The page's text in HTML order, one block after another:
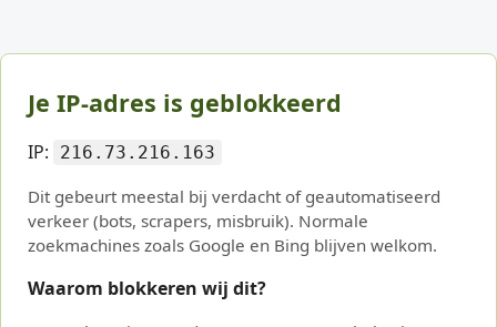
Je IP-adres is geblokkeerd
IP: 216.73.216.163
Dit gebeurt meestal bij verdacht of geautomatiseerd
verkeer (bots, scrapers, misbruik). Normale
zoekmachines zoals Google en Bing blijven welkom.
Waarom blokkeren wij dit?